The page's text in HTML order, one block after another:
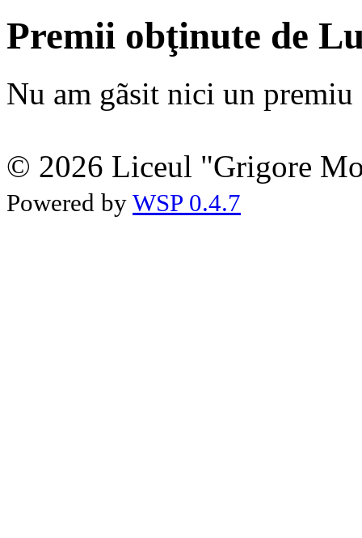
Premii obţinute de
Nu am gãsit nici un premiu
© 2026 Liceul "Grigore
Powered by WSP 0.4.7